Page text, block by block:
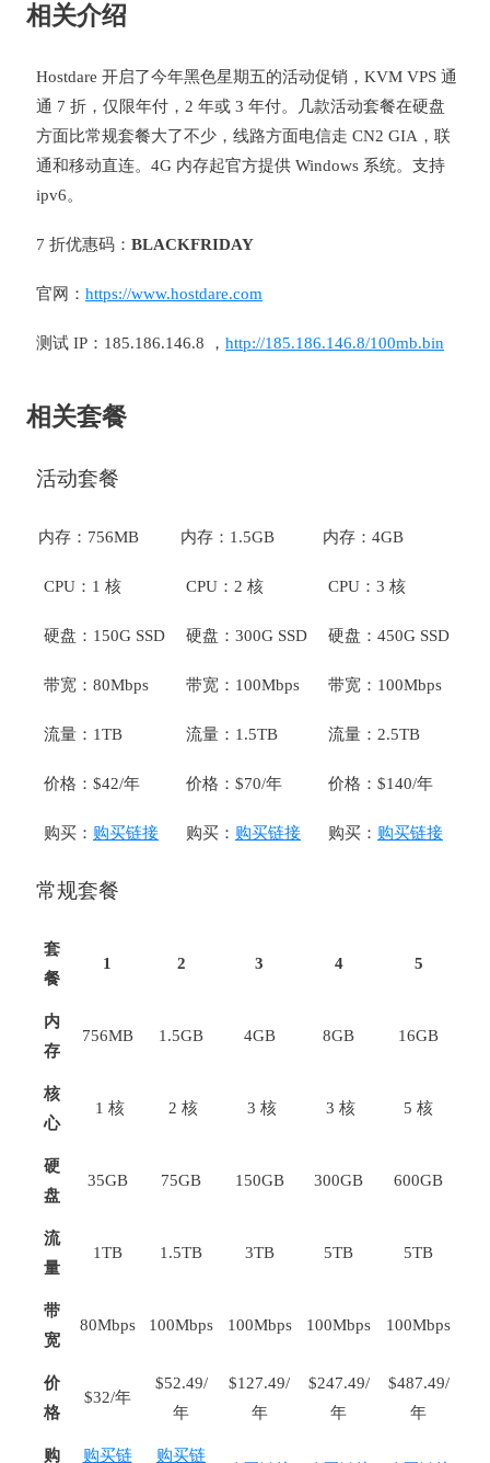
相关介绍
Hostdare 开启了今年黑色星期五的活动促销，KVM VPS 通
通 7 折，仅限年付，2 年或 3 年付。几款活动套餐在硬盘
方面比常规套餐大了不少，线路方面电信走 CN2 GIA，联
通和移动直连。4G 内存起官方提供 Windows 系统。支持
ipv6。
7 折优惠码： BLACKFRIDAY
官网： https://www.hostdare.com
测试 IP：185.186.146.8 ， http://185.186.146.8/100mb.bin
相关套餐
活动套餐
内存：756MB
CPU：1 核
硬盘：150G SSD
带宽：80Mbps
流量：1TB
价格：$42/年
购买： 购买链接
内存：1.5GB
CPU：2 核
硬盘：300G SSD
带宽：100Mbps
流量：1.5TB
价格：$70/年
购买： 购买链接
内存：4GB
CPU：3 核
硬盘：450G SSD
带宽：100Mbps
流量：2.5TB
价格：$140/年
购买： 购买链接
常规套餐
套
餐
1 2 3 4 5
内
存
756MB 1.5GB 4GB 8GB 16GB
核
心
1 核 2 核 3 核 3 核 5 核
硬
盘
35GB 75GB 150GB 300GB 600GB
流
量
1TB 1.5TB 3TB 5TB 5TB
带
宽
80Mbps 100Mbps 100Mbps 100Mbps 100Mbps
价
格
$32/年
$52.49/
年
$127.49/
年
$247.49/
年
$487.49/
年
购 购买链
购买链